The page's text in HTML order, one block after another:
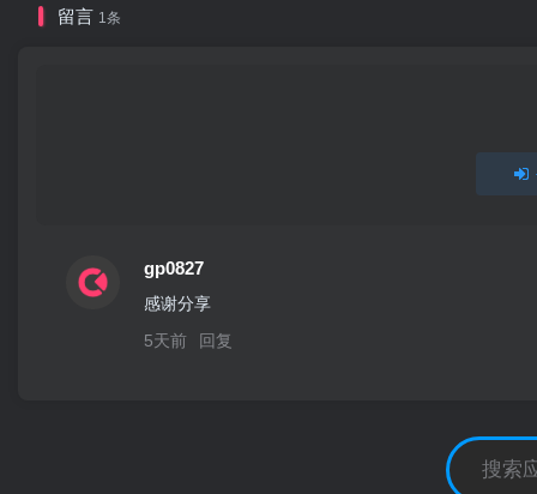
留言 1条
gp0827
感谢分享
5天前
回复